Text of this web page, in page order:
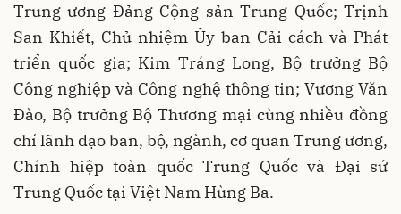
Trung ương Đảng Cộng sản Trung Quốc; Trịnh
San Khiết, Chủ nhiệm Ủy ban Cải cách và Phát
triển quốc gia; Kim Tráng Long, Bộ trưởng Bộ
Công nghiệp và Công nghệ thông tin; Vương Văn
Đào, Bộ trưởng Bộ Thương mại cùng nhiều đồng
chí lãnh đạo ban, bộ, ngành, cơ quan Trung ương,
Chính hiệp toàn quốc Trung Quốc và Đại sứ
Trung Quốc tại Việt Nam Hùng Ba.